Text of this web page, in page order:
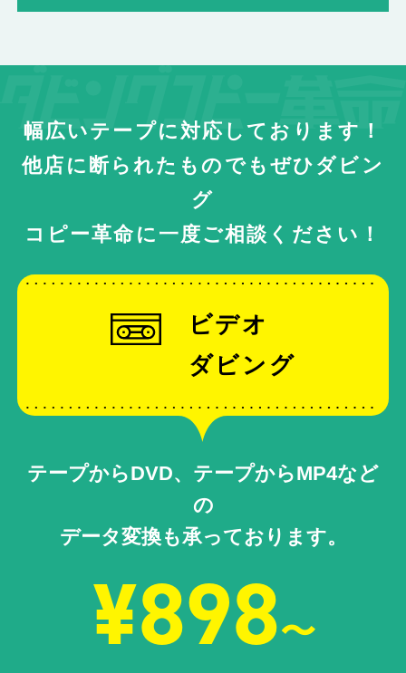
幅広いテープに対応しております！
他店に断られたものでもぜひダビン
グ
コピー革命に一度ご相談ください！
ビデオ
ダビング
テープからDVD、テープからMP4など
の
データ変換も承っております。
¥898〜